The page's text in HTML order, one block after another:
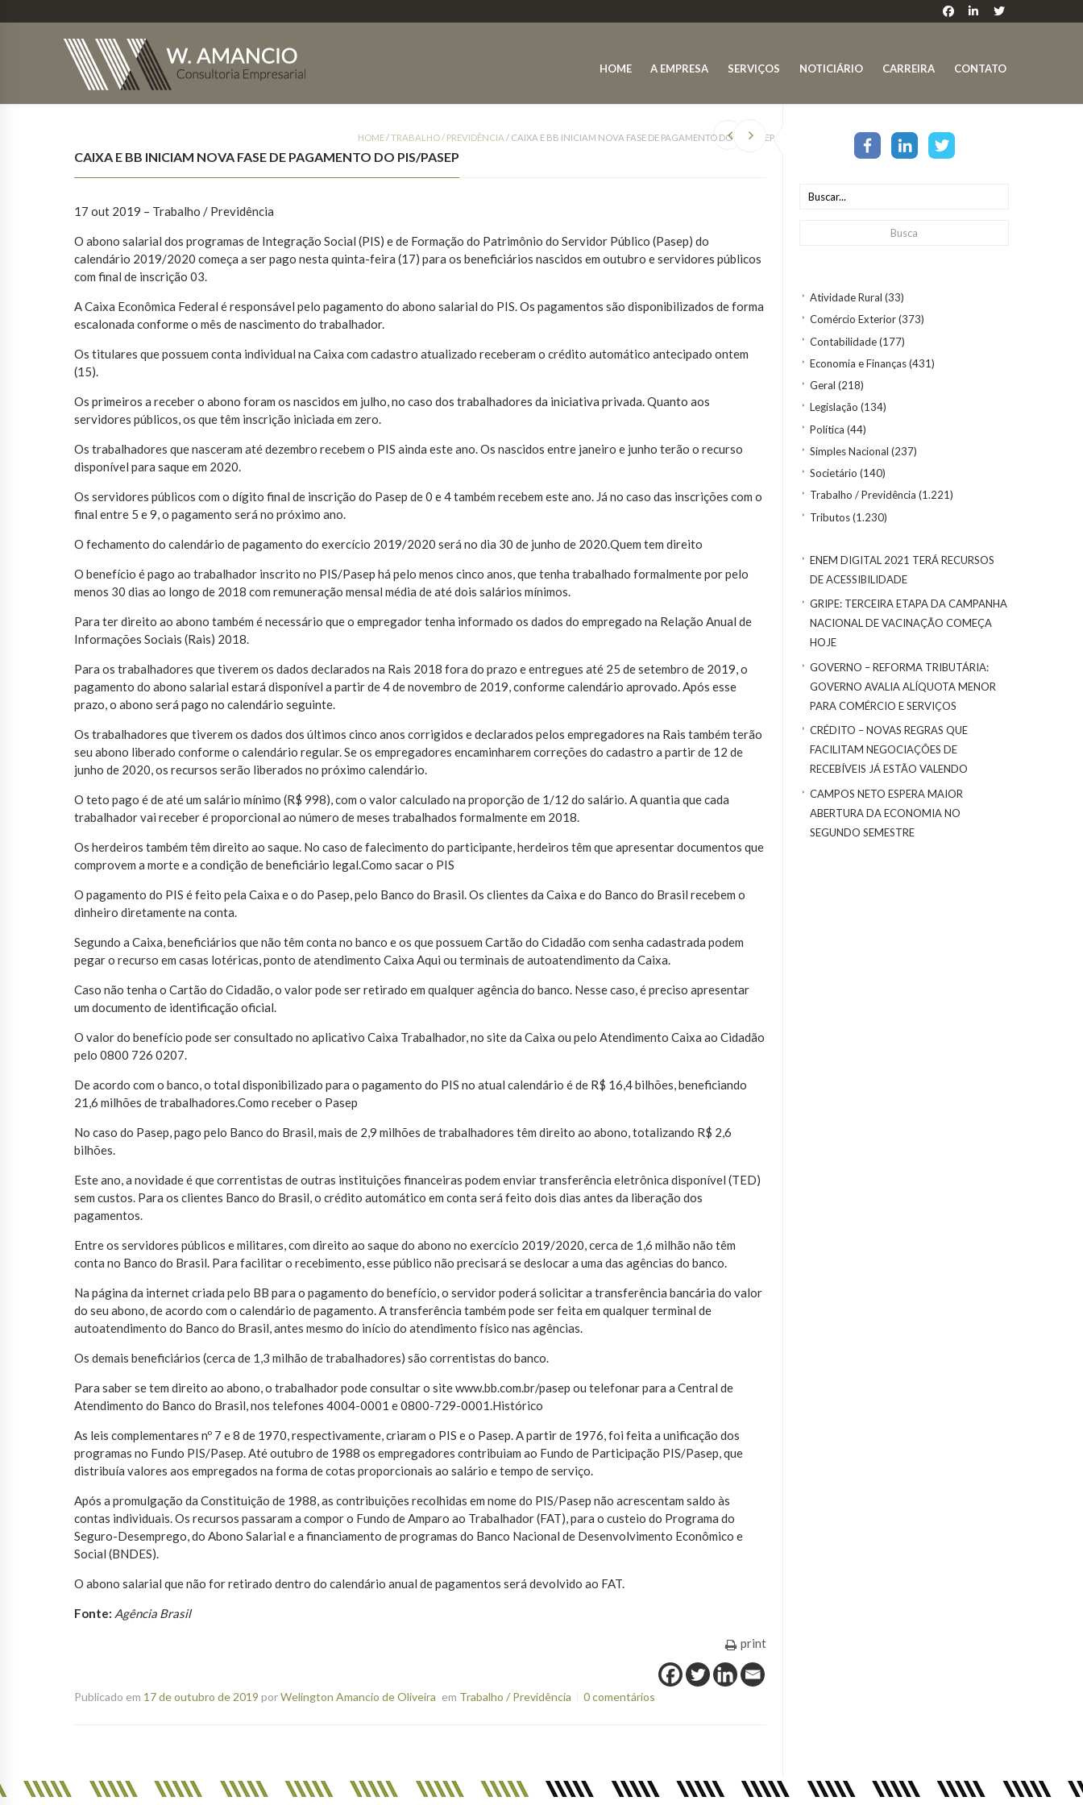
HOME A EMPRESA SERVIÇOS NOTICIÁRIO CARREIRA CONTATO
Atividade Rural (33)
Comércio Exterior(373)
Contabilidade(177)
Economia e Finanças(431)
Geral (218)
Legislação (134)
Política (44)
Simples Nacional (237)
Societário (140)
Trabalho / Previdência (1.221)
Tributos(1.230)
ENEM DIGITAL 2021 TERÁ RECURSOS
DE ACESSIBILIDADE
GRIPE: TERCEIRA ETAPA DA CAMPANHA
NACIONAL DE VACINAÇÃO COMEÇA
HOJE
GOVERNO – REFORMA TRIBUTÁRIA:
GOVERNO AVALIA ALÍQUOTA MENOR
PARA COMÉRCIO E SERVIÇOS
CRÉDITO – NOVAS REGRAS QUE
FACILITAM NEGOCIAÇÕES DE
RECEBÍVEIS JÁ ESTÃO VALENDO
CAMPOS NETO ESPERA MAIOR
ABERTURA DA ECONOMIA NO
SEGUNDO SEMESTRE
HOME/TRABALHO / PREVIDÊNCIA / CAIXA E BB INICIAM NOVA FASE DE PAGAMENTO DO PIS/PASEP
CAIXA E BB INICIAM NOVA FASE DE PAGAMENTO DO PIS/PASEP
17 out 2019 – Trabalho / Previdência
O abono salarial dos programas de Integração Social (PIS) e de Formação do Patrimônio do Servidor Público (Pasep) do
calendário 2019/2020 começa a ser pago nesta quinta-feira (17) para os beneficiários nascidos em outubro e servidores públicos
com final de inscrição 03.
A Caixa Econômica Federal é responsável pelo pagamento do abono salarial do PIS. Os pagamentos são disponibilizados de forma
escalonada conforme o mês de nascimento do trabalhador.
Os titulares que possuem conta individual na Caixa com cadastro atualizado receberam o crédito automático antecipado ontem
(15).
Os primeiros a receber o abono foram os nascidos em julho, no caso dos trabalhadores da iniciativa privada. Quanto aos
servidores públicos, os que têm inscrição iniciada em zero.
Os trabalhadores que nasceram até dezembro recebem o PIS ainda este ano. Os nascidos entre janeiro e junho terão o recurso
disponível para saque em 2020.
Os servidores públicos com o dígito final de inscrição do Pasep de 0 e 4 também recebem este ano. Já no caso das inscrições com o
final entre 5 e 9, o pagamento será no próximo ano.
O fechamento do calendário de pagamento do exercício 2019/2020 será no dia 30 de junho de 2020.Quem tem direito
O benefício é pago ao trabalhador inscrito no PIS/Pasep há pelo menos cinco anos, que tenha trabalhado formalmente por pelo
menos 30 dias ao longo de 2018 com remuneração mensal média de até dois salários mínimos.
Para ter direito ao abono também é necessário que o empregador tenha informado os dados do empregado na Relação Anual de
Informações Sociais (Rais) 2018.
Para os trabalhadores que tiverem os dados declarados na Rais 2018 fora do prazo e entregues até 25 de setembro de 2019, o
pagamento do abono salarial estará disponível a partir de 4 de novembro de 2019, conforme calendário aprovado. Após esse
prazo, o abono será pago no calendário seguinte.
Os trabalhadores que tiverem os dados dos últimos cinco anos corrigidos e declarados pelos empregadores na Rais também terão
seu abono liberado conforme o calendário regular. Se os empregadores encaminharem correções do cadastro a partir de 12 de
junho de 2020, os recursos serão liberados no próximo calendário.
O teto pago é de até um salário mínimo (R$ 998), com o valor calculado na proporção de 1/12 do salário. A quantia que cada
trabalhador vai receber é proporcional ao número de meses trabalhados formalmente em 2018.
Os herdeiros também têm direito ao saque. No caso de falecimento do participante, herdeiros têm que apresentar documentos que
comprovem a morte e a condição de beneficiário legal.Como sacar o PIS
O pagamento do PIS é feito pela Caixa e o do Pasep, pelo Banco do Brasil. Os clientes da Caixa e do Banco do Brasil recebem o
dinheiro diretamente na conta.
Segundo a Caixa, beneficiários que não têm conta no banco e os que possuem Cartão do Cidadão com senha cadastrada podem
pegar o recurso em casas lotéricas, ponto de atendimento Caixa Aqui ou terminais de autoatendimento da Caixa.
Caso não tenha o Cartão do Cidadão, o valor pode ser retirado em qualquer agência do banco. Nesse caso, é preciso apresentar
um documento de identificação oficial.
O valor do benefício pode ser consultado no aplicativo Caixa Trabalhador, no site da Caixa ou pelo Atendimento Caixa ao Cidadão
pelo 0800 726 0207.
De acordo com o banco, o total disponibilizado para o pagamento do PIS no atual calendário é de R$ 16,4 bilhões, beneficiando
21,6 milhões de trabalhadores.Como receber o Pasep
No caso do Pasep, pago pelo Banco do Brasil, mais de 2,9 milhões de trabalhadores têm direito ao abono, totalizando R$ 2,6
bilhões.
Este ano, a novidade é que correntistas de outras instituições financeiras podem enviar transferência eletrônica disponível (TED)
sem custos. Para os clientes Banco do Brasil, o crédito automático em conta será feito dois dias antes da liberação dos
pagamentos.
Entre os servidores públicos e militares, com direito ao saque do abono no exercício 2019/2020, cerca de 1,6 milhão não têm
conta no Banco do Brasil. Para facilitar o recebimento, esse público não precisará se deslocar a uma das agências do banco.
Na página da internet criada pelo BB para o pagamento do benefício, o servidor poderá solicitar a transferência bancária do valor
do seu abono, de acordo com o calendário de pagamento. A transferência também pode ser feita em qualquer terminal de
autoatendimento do Banco do Brasil, antes mesmo do início do atendimento físico nas agências.
Os demais beneficiários (cerca de 1,3 milhão de trabalhadores) são correntistas do banco.
Para saber se tem direito ao abono, o trabalhador pode consultar o site www.bb.com.br/pasep ou telefonar para a Central de
Atendimento do Banco do Brasil, nos telefones 4004-0001 e 0800-729-0001.Histórico
As leis complementares nº 7 e 8 de 1970, respectivamente, criaram o PIS e o Pasep. A partir de 1976, foi feita a unificação dos
programas no Fundo PIS/Pasep. Até outubro de 1988 os empregadores contribuiam ao Fundo de Participação PIS/Pasep, que
distribuía valores aos empregados na forma de cotas proporcionais ao salário e tempo de serviço.
Após a promulgação da Constituição de 1988, as contribuições recolhidas em nome do PIS/Pasep não acrescentam saldo às
contas individuais. Os recursos passaram a compor o Fundo de Amparo ao Trabalhador (FAT), para o custeio do Programa do
Seguro-Desemprego, do Abono Salarial e a financiamento de programas do Banco Nacional de Desenvolvimento Econômico e
Social (BNDES).
O abono salarial que não for retirado dentro do calendário anual de pagamentos será devolvido ao FAT.
Fonte: Agência Brasil
print
Publicado em 17 de outubro de 2019 porWelington Amancio de Oliveira em Trabalho / Previdência 0 comentários